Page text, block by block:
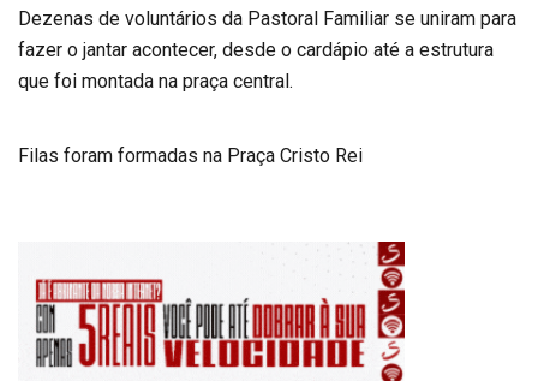
Dezenas de voluntários da Pastoral Familiar se uniram para
fazer o jantar acontecer, desde o cardápio até a estrutura
que foi montada na praça central.
Filas foram formadas na Praça Cristo Rei